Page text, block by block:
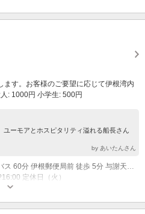
す。お客様のご要望に応じて伊根湾内
: 1000円 小学生: 500円
ーモアとホスピタリティ溢れる船長さん
by あいたんさん
定休日（火）